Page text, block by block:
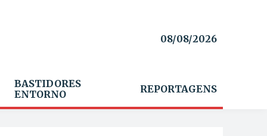
08/08/2026
BASTIDORES
ENTORNO
REPORTAGENS